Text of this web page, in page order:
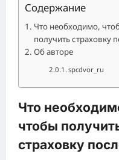
Содержание
Что необходимо,
получить страховку
Об авторе
spcdvor_ru
Что
чтобы
страховку